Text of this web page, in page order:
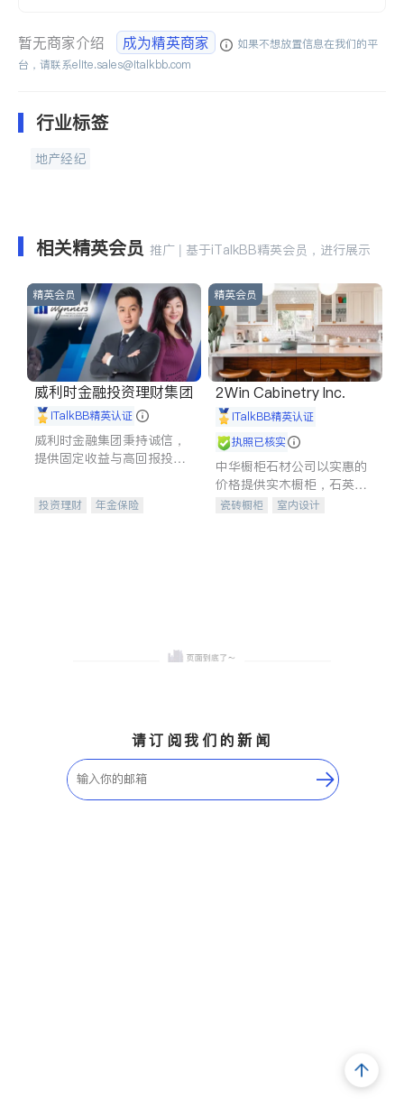
暂无商家介绍 成为精英商家
如果不想放置信息在我们的平
台，请联系elite.sales@italkbb.com
行业标签
地产经纪
相关精英会员 推广 | 基于iTalkBB精英会员，进行展示
精英会员
威利时金融投资理财集团
iTalkBB精英认证
威利时金融集团秉持诚信，
提供固定收益与高回报投资
合，助力客户实现目标
投资理财
年金保险
精英会员
2Win Cabinetry Inc.
iTalkBB精英认证
执照已核实
中华橱柜石材公司以实惠的
价格提供实木橱柜，石英石
台面，多种优质不锈钢水
瓷砖橱柜
室内设计
请订阅我们的新闻